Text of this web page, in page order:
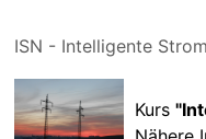
ISN - Intelligente
Kurs